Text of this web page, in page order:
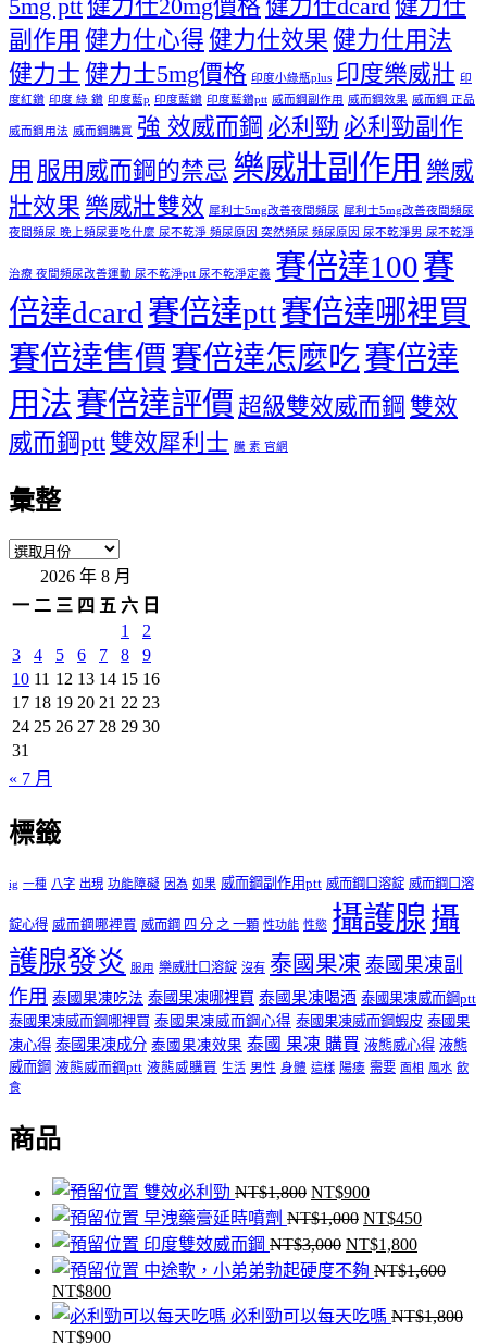
5mg ptt健力仕20mg價格健力仕dcard健力仕
副作用 健力仕心得 健力仕效果 健力仕用法
健力士 健力士5mg價格 印度小綠瓶plus 印度樂威壯 印
度紅鑽 印度 綠 鑽 印度藍p 印度藍鑽 印度藍鑽ptt 威而鋼副作用 威而鋼效果 威而鋼 正品
威而鋼用法 威而鋼購買 強 效威而鋼 必利勁 必利勁副作
用 服用威而鋼的禁忌 樂威壯副作用 樂威
壯效果 樂威壯雙效 犀利士5mg改善夜間頻尿 犀利士5mg改善夜間頻尿
夜間頻尿 晚上頻尿要吃什麼 尿不乾淨 頻尿原因 突然頻尿 頻尿原因 尿不乾淨男 尿不乾淨
治療 夜間頻尿改善運動 尿不乾淨ptt 尿不乾淨定義 賽倍達100賽
倍達dcard 賽倍達ptt賽倍達哪裡買
賽倍達售價 賽倍達怎麼吃賽倍達
用法賽倍達評價 超級雙效威而鋼 雙效
威而鋼ptt 雙效犀利士 騰 素 官網
彙整
彙
2026 年 8 月
一 二 三 四 五 六 日
1
2
3
4 5 6 7 8
9
10 11 12 13 14 15 16
17 18 19 20 21 22 23
24 25 26 27 28 29 30
31
« 7 月
標籤
ig 一種 八字 出現 功能障礙 因為 如果 威而鋼副作用ptt 威而鋼口溶錠 威而鋼口溶
錠心得 威而鋼哪裡買 威而鋼 四 分 之 一顆 性功能 性慾 攝護腺 攝
護腺發炎
服用 樂威壯口溶錠 沒有 泰國果凍 泰國果凍副
作用 泰國果凍吃法 泰國果凍哪裡買 泰國果凍喝酒 泰國果凍威而鋼ptt
泰國果凍威而鋼哪裡買 泰國果凍威而鋼心得 泰國果凍威而鋼蝦皮 泰國果
凍心得 泰國果凍成分 泰國果凍效果 泰國 果凍 購買 液態威心得 液態
威而鋼 液態威而鋼ptt 液態威購買 生活 男性 身體 這樣 陽痿 需要 面相 風水 飲
食
商品
雙效必利勁 NT$1,800 原
始
價
格：
NT$900目
前
價
格：
早洩藥膏延時噴劑 NT$1,000 原
始
價
NT$1,000。
NT$450目
價
NT$450
印度雙效威而鋼 NT$3,000 原
始
格：
NT$1,800目
前
格：
中途軟，小弟弟勃起硬度不夠 NT$1,600
原
始
NT$800目
前
必利勁可以每天吃嗎 NT$1,800
NT$900